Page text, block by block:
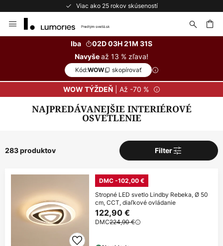
Bezplatné vrátenie do 50 dní
to
Iba
02D 03H 21M 30S
Navyšeaž 13 % zľava!
Kód:WOW skopírovať
WOW TÝŽDEŇ| Až -70 %
NAJPREDÁVANEJŠIE INTERIÉROVÉ
OSVETLENIE
283 produktov Filter
DMC -102,00 €
Stropné LED svetlo Lindby Rebeka, Ø 50
cm, CCT, diaľkové ovládanie
122,90 €
DMC224,90 €